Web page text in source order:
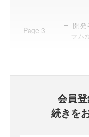
Page 3
開発
ラム
会員
続きを